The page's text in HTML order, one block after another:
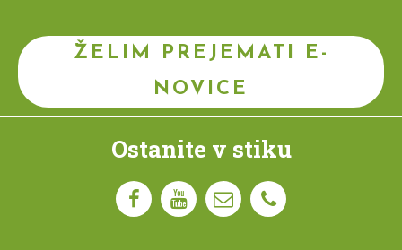
ŽELIM PREJEMATI E-
NOVICE
Ostanite v stiku